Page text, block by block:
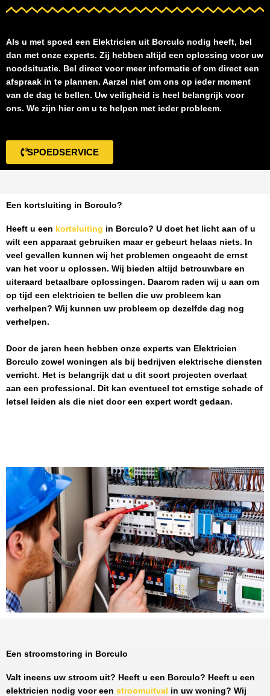
Als u met spoed een Elektricien uit Borculo nodig heeft, bel
dan met onze experts. Zij hebben altijd een oplossing voor uw
noodsituatie. Bel direct voor meer informatie of om direct een
afspraak in te plannen. Aarzel niet om ons op ieder moment
van de dag te bellen. Uw veiligheid is heel belangrijk voor
ons. We zijn hier om u te helpen met ieder probleem.
SPOEDSERVICE
Een kortsluiting in Borculo?
Heeft u een kortsluiting in Borculo? U doet het licht aan of u
wilt een apparaat gebruiken maar er gebeurt helaas niets. In
veel gevallen kunnen wij het problemen ongeacht de ernst
van het voor u oplossen. Wij bieden altijd betrouwbare en
uiteraard betaalbare oplossingen. Daarom raden wij u aan om
op tijd een elektricien te bellen die uw probleem kan
verhelpen? Wij kunnen uw probleem op dezelfde dag nog
verhelpen.
Door de jaren heen hebben onze experts van Elektricien
Borculo zowel woningen als bij bedrijven elektrische diensten
verricht. Het is belangrijk dat u dit soort projecten overlaat
aan een professional. Dit kan eventueel tot ernstige schade of
letsel leiden als die niet door een expert wordt gedaan.
Een stroomstoring in Borculo
Valt ineens uw stroom uit? Heeft u een Borculo? Heeft u een
elektricien nodig voor een stroomuitval in uw woning? Wij